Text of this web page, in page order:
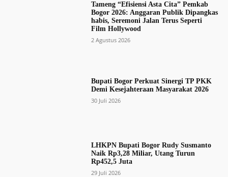
Tameng “Efisiensi Asta Cita” Pemkab
Bogor 2026: Anggaran Publik Dipangkas
habis, Seremoni Jalan Terus Seperti
Film Hollywood
2 Agustus 2026
Bupati Bogor Perkuat Sinergi TP PKK
Demi Kesejahteraan Masyarakat 2026
30 Juli 2026
LHKPN Bupati Bogor Rudy Susmanto
Naik Rp3,28 Miliar, Utang Turun
Rp452,5 Juta
29 Juli 2026